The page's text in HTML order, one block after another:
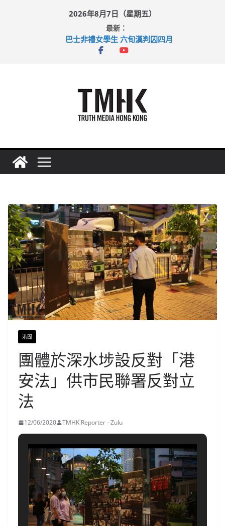
2026年8月7日（星期五）
最新：
巴士非禮女學生 六旬漢判囚四月
涉造假公屋富戶申報表 倉管員准保釋候訊
港聞
團體於深水埗設反對「港
安法」供市民聯署反對立
法
12/06/2020 TMHK Reporter - Zulu